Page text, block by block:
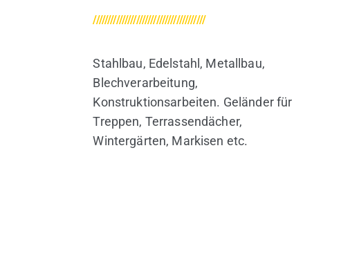
///////////////////////////////////////
Stahlbau, Edelstahl, Metallbau,
Blechverarbeitung,
Konstruktionsarbeiten. Geländer für
Treppen, Terrassendächer,
Wintergärten, Markisen etc.